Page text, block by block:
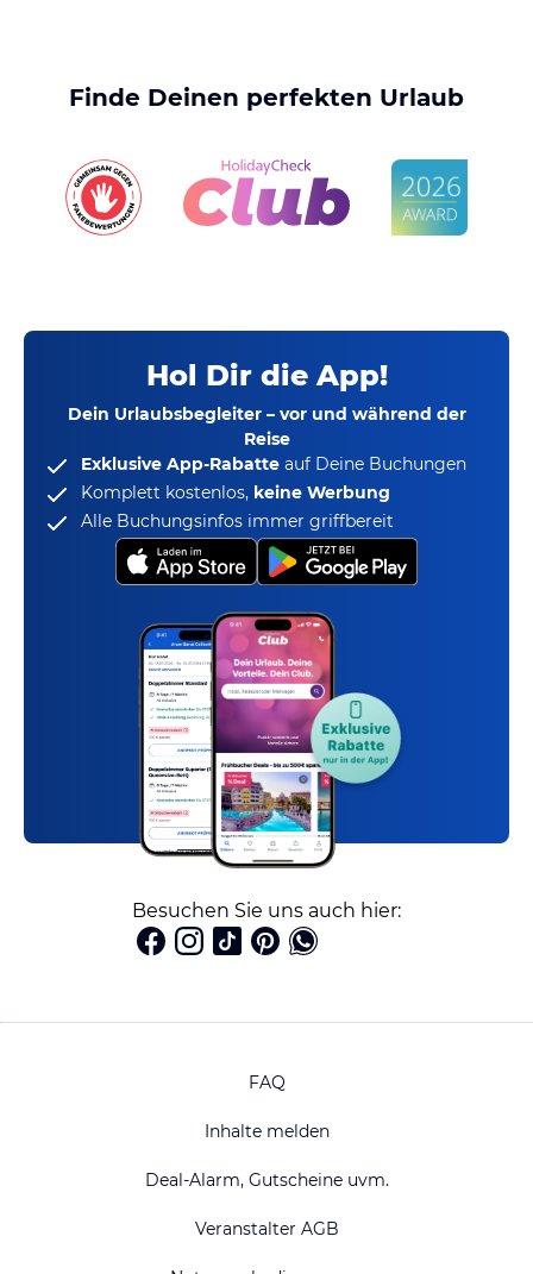
Finde Deinen perfekten Urlaub
Hol Dir die App!
Dein Urlaubsbegleiter – vor und während der
Reise
Exklusive App-Rabatte auf Deine Buchungen
Komplett kostenlos, keine Werbung
Alle Buchungsinfos immer griffbereit
Besuchen Sie uns auch hier:
FAQ
Inhalte melden
Deal-Alarm, Gutscheine uvm.
Veranstalter AGB